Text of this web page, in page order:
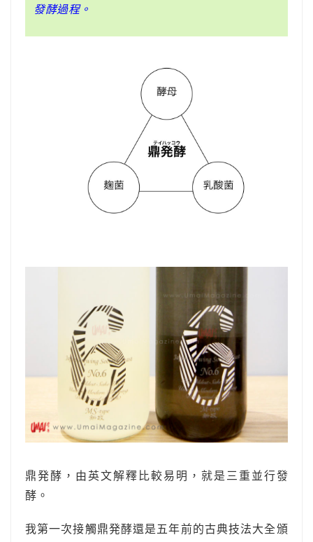
發酵過程。
鼎発酵，由英文解釋比較易明，就是三重並行發
酵。
我第一次接觸鼎発酵還是五年前的古典技法大全頒